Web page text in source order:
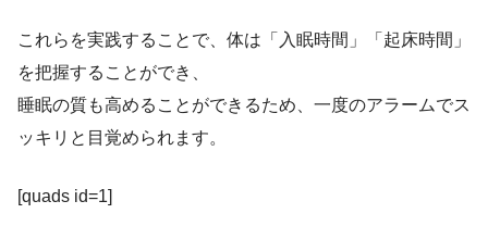
これらを実践することで、体は「入眠時間」「起床時間」
を把握することができ、
睡眠の質も高めることができるため、一度のアラームでス
ッキリと目覚められます。
[quads id=1]